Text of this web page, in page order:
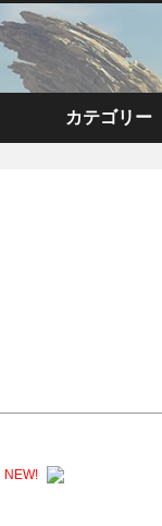
カテゴリー
NEW!